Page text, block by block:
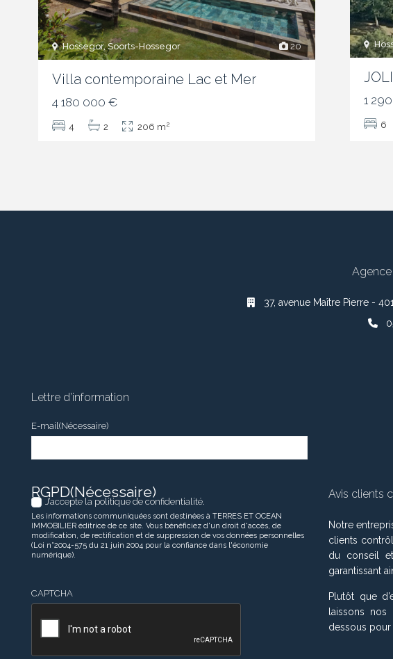
20
Hossegor, Soorts-Hossegor
Villa contemporaine Lac et Mer
4 180 000 €
4 2 206 m2
1
6
Agence
37, avenue Maître Pierre -
Lettre d’information
E-mail(Nécessaire)
RGPD(Nécessaire)
J’accepte la politique de confidentialité.
Les informations communiquées sont destinées à TERRES ET OCEAN
IMMOBILIER éditrice de ce site. Vous bénéficiez d'un droit d'accès, de
modification, de rectification et de suppression de vos données personnelles
(Loi n°2004-575 du 21 juin 2004 pour la confiance dans l'économie
numérique).
CAPTCHA
Avis clients
Notre
clients
du conseil
garantissant
Plutôt que
laissons nos
dessous